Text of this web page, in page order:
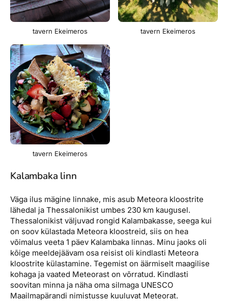
tavern Ekeimeros tavern Ekeimeros
tavern Ekeimeros
Kalambaka linn
Väga ilus mägine linnake, mis asub Meteora kloostrite
lähedal ja Thessalonikist umbes 230 km kaugusel.
Thessalonikist väljuvad rongid Kalambakasse, seega kui
on soov külastada Meteora kloostreid, siis on hea
võimalus veeta 1 päev Kalambaka linnas. Minu jaoks oli
kõige meeldejäävam osa reisist oli kindlasti Meteora
kloostrite külastamine. Tegemist on äärmiselt maagilise
kohaga ja vaated Meteorast on võrratud. Kindlasti
soovitan minna ja näha oma silmaga UNESCO
Maailmapärandi nimistusse kuuluvat Meteorat.